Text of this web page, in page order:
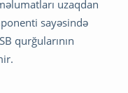
uzaqdan
sayəsində
qurğularının